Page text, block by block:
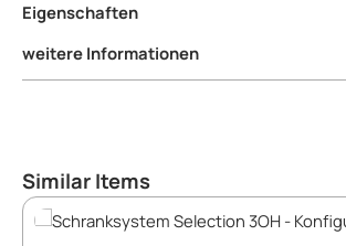
Eigenschaften
weitere Informationen
Produktgalerie überspringen
Similar Items